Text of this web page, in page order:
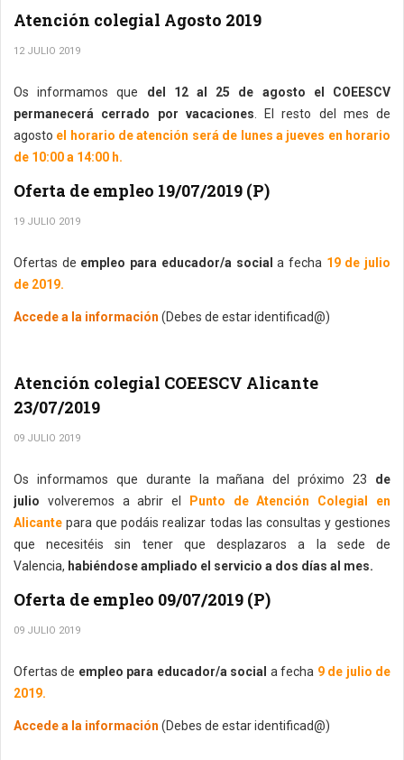
Atención colegial Agosto 2019
12 JULIO 2019
Os informamos que del 12 al 25 de agosto el COEESCV
permanecerá cerrado por vacaciones . El resto del mes de
agosto el horario de atención será de lunes a jueves en horario
de 10:00 a 14:00 h.
Oferta de empleo 19/07/2019 (P)
19 JULIO 2019
Ofertas de empleo para educador/a sociala fecha 19 de julio
de 2019.
Accede a la información (Debes de estar identificad@)
Atención colegial COEESCV Alicante
23/07/2019
09 JULIO 2019
Os informamos que durante la mañana del próximo 23 de
julio volveremos a abrir el
Punto de Atención Colegial en
Alicante para que podáis realizar todas las consultas y gestiones
que necesitéis sin tener que desplazaros a la sede de
Valencia, habiéndose ampliado el servicio a dos días al mes.
Oferta de empleo 09/07/2019 (P)
09 JULIO 2019
Ofertas de empleo para educador/a social a fecha 9 de julio de
2019.
Accede a la información (Debes de estar identificad@)